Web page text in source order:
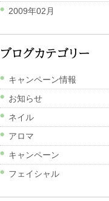
2009年02月
キャンペーン情報
お知らせ
ネイル
アロマ
キャンペーン
フェイシャル